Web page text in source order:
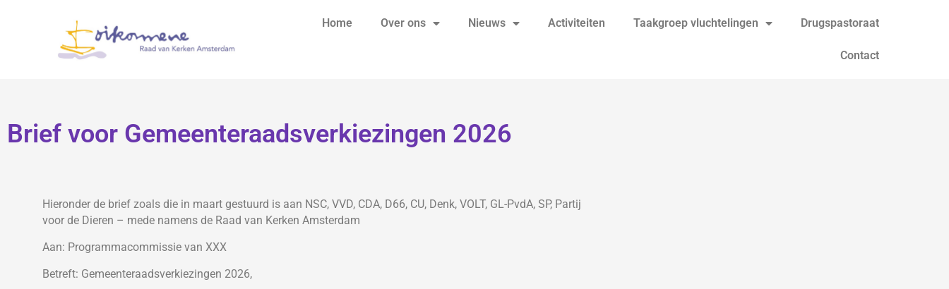
Home Over ons Nieuws Activiteiten Taakgroep vluchtelingen Drugspastoraat
Contact
Brief voor Gemeenteraadsverkiezingen 2026
Hieronder de brief zoals die in maart gestuurd is aan NSC, VVD, CDA, D66, CU, Denk, VOLT, GL-PvdA, SP, Partij
voor de Dieren – mede namens de Raad van Kerken Amsterdam
Aan: Programmacommissie van XXX
Betreft: Gemeenteraadsverkiezingen 2026,